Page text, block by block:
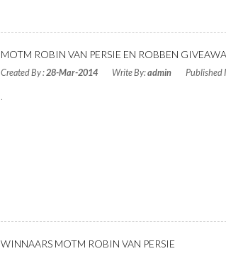
MOTM ROBIN VAN PERSIE EN ROBBEN
Created By :28-Mar-2014 Write By:admin Published
.
WINNAARS MOTM ROBIN VAN PERSIE